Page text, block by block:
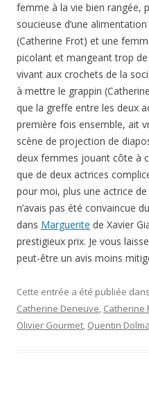
femme à la vie bien rangée,
soucieuse d’une
(Catherine Frot) et une
picolant et mangeant trop
vivant aux crochets de la
à mettre le grappin
que la greffe entre les deux
première fois ensemble, ait
scène de projection de
deux femmes jouant côte à
que de deux actrices
pour moi, plus une actrice
n’avais pas été convaincue
dans Marguerite de Xavier
prestigieux prix. Je vous
peut-être un avis moins
Cette entrée a été publiée dans
Catherine Deneuve, Catherine
Olivier Gourmet, Quentin